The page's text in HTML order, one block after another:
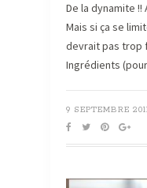
De la dynamite
Mais si ça se
devrait pas trop
Ingrédients
9 SEPTEMBRE